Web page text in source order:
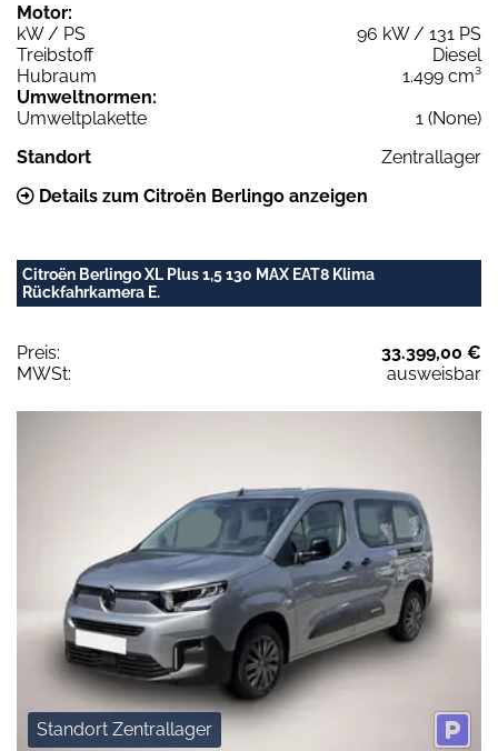
Motor:
kW / PS
96 kW / 131 PS
Treibstoff
Diesel
Hubraum
1.499 cm³
Umweltnormen:
Umweltplakette
1 (None)
Standort
Zentrallager
Details zum Citroën Berlingo anzeigen
Citroën Berlingo XL Plus 1,5 130 MAX EAT8 Klima
Rückfahrkamera E.
Preis:
33.399,00 €
MWSt:
ausweisbar
Standort Zentrallager